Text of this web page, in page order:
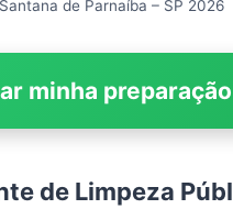
de Parnaíba – SP 2026
minha
de Limpeza